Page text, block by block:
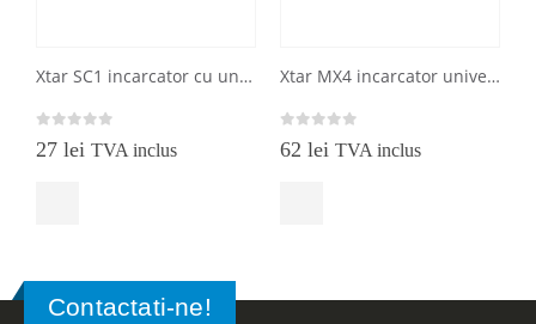
Xtar SC1 incarcator cu un port de incarcare
27 lei TVA inclus
Xtar MX4 incarcator universal 4 porturi Ni-MH, Li-Ion, LiFePO4
62 lei TVA inclus
Contactati-ne!